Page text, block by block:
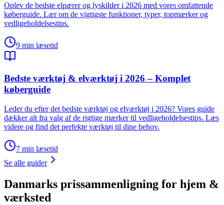
Oplev de bedste elpærer og lyskilder i 2026 med vores omfattende
køberguide. Lær om de vigtigste funktioner, typer, topmærker og
vedligeholdelsestips.
9 min læsetid
Bedste værktøj & elværktøj i 2026 – Komplet
køberguide
Leder du efter det bedste værktøj og elværktøj i 2026? Vores guide
dækker alt fra valg af de rigtige mærker til vedligeholdelsestips. Læs
videre og find det perfekte værktøj til dine behov.
7 min læsetid
Se alle guider
Danmarks prissammenligning for hjem &
værksted